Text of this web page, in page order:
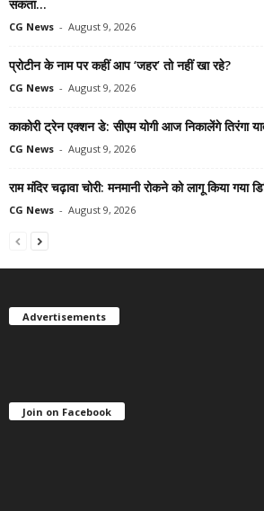
सकता...
CG News - August 9, 2026
प्रोटीन के नाम पर कहीं आप ‘जहर’ तो नहीं खा रहे?
CG News - August 9, 2026
काकोरी ट्रेन एक्शन डे: सीएम योगी आज निकालेंगे तिरंगा
CG News - August 9, 2026
राम मंदिर चढ़ावा चोरी: मनमानी रोकने को लागू किया गया
CG News - August 9, 2026
Advertisements
Join on Facebook